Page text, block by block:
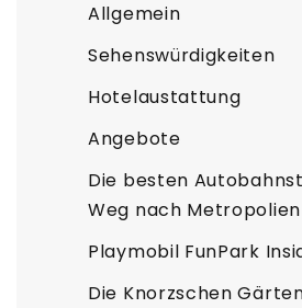
Allgemein
Sehenswürdigkeiten
Hotelaustattung
Angebote
Die besten
Weg nach Metropolien
Playmobil FunPark
Die Knorzschen